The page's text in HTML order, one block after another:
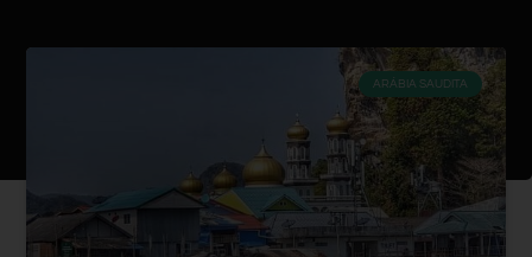
ARÁBIA SAUDITA